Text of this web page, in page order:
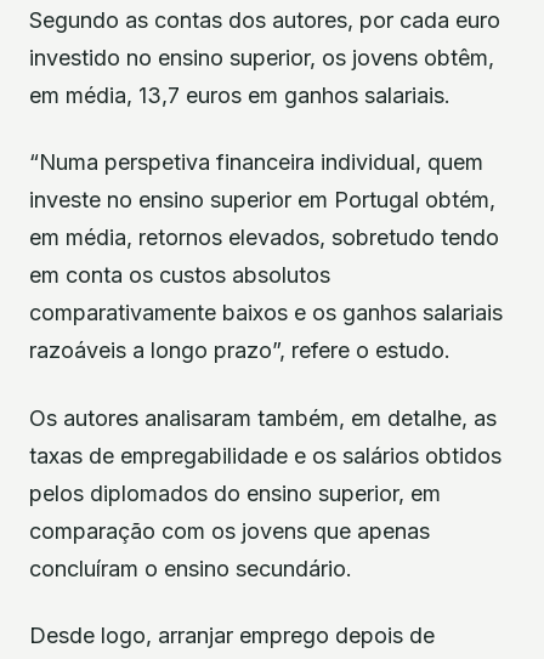
Segundo as contas dos autores, por cada euro
investido no ensino superior, os jovens obtêm,
em média, 13,7 euros em ganhos salariais.
“Numa perspetiva financeira individual, quem
investe no ensino superior em Portugal obtém,
em média, retornos elevados, sobretudo tendo
em conta os custos absolutos
comparativamente baixos e os ganhos salariais
razoáveis a longo prazo”, refere o estudo.
Os autores analisaram também, em detalhe, as
taxas de empregabilidade e os salários obtidos
pelos diplomados do ensino superior, em
comparação com os jovens que apenas
concluíram o ensino secundário.
Desde logo, arranjar emprego depois de